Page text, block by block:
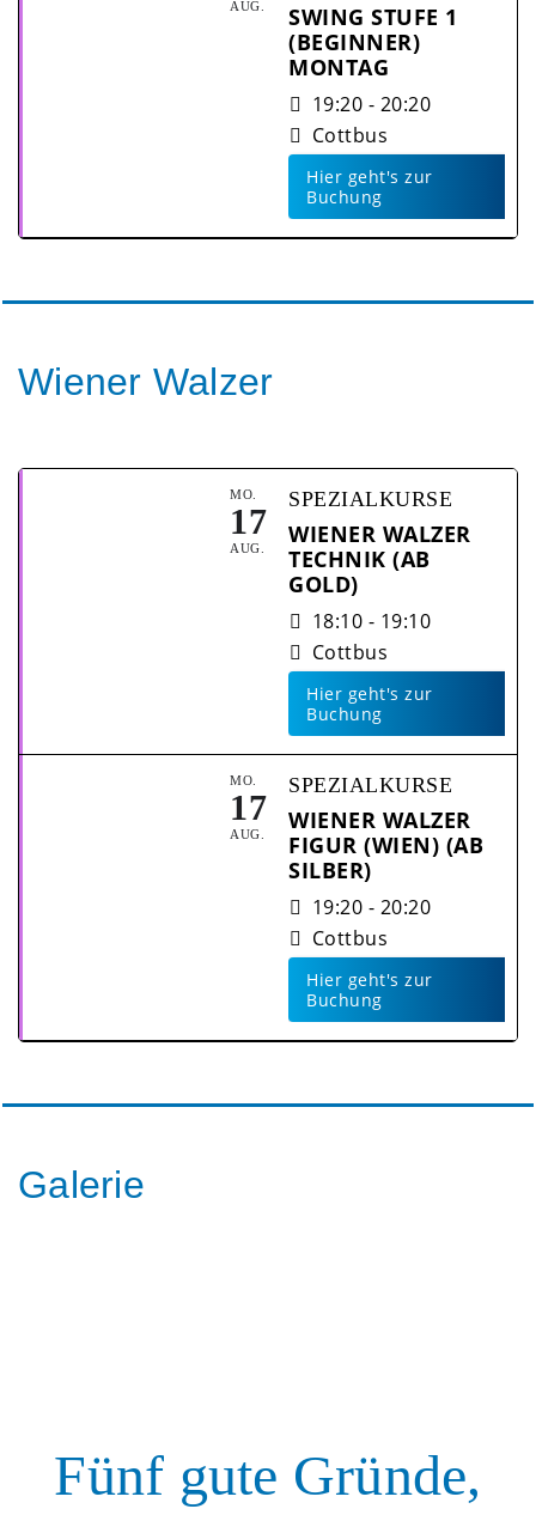
AUG.
SWING STUFE 1
(BEGINNER)
MONTAG
19:20 - 20:20
Cottbus
Hier geht's zur
Buchung
Wiener Walzer
MO.
17
AUG.
SPEZIALKURSE
WIENER WALZER
TECHNIK (AB
GOLD)
18:10 - 19:10
Cottbus
Hier geht's zur
Buchung
MO.
17
AUG.
SPEZIALKURSE
WIENER WALZER
FIGUR (WIEN) (AB
SILBER)
19:20 - 20:20
Cottbus
Hier geht's zur
Buchung
Galerie
Fünf gute Gründe,